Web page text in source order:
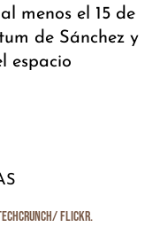
menos el 15 de
de Sánchez y
espacio